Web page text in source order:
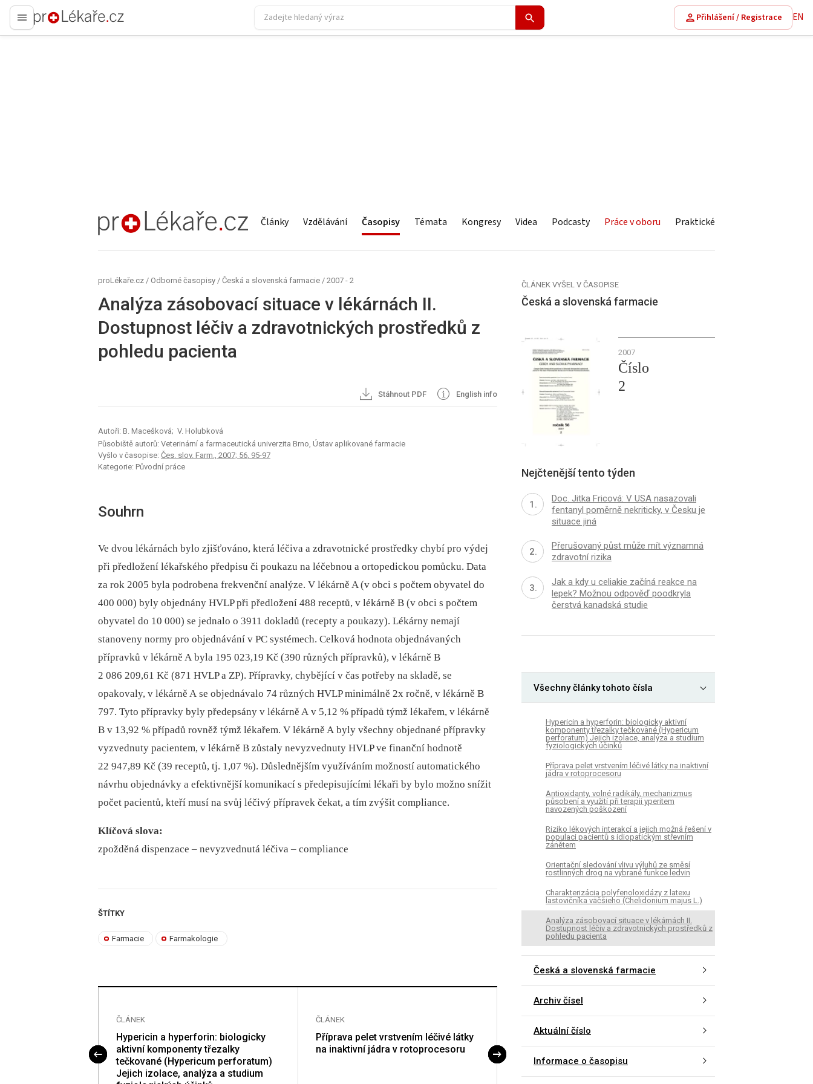
proLékaře.cz
Přihlášení / Registrace EN
proLékaře.cz Články Vzdělávání Časopisy Témata Kongresy Videa Podcasty Práce v oboru Praktické
proLékaře.cz / Odborné časopisy / Česká a slovenská farmacie / 2007 - 2
Analýza zásobovací situace v lékárnách II.
Dostupnost léčiv a zdravotnických prostředků z
pohledu pacienta
Stáhnout PDF English info
Autoři: B. Macešková; V. Holubková
Působiště autorů: Veterinární a farmaceutická univerzita Brno, Ústav aplikované farmacie
Vyšlo v časopise: Čes. slov. Farm., 2007; 56, 95-97
Kategorie: Původní práce
Souhrn
Ve dvou lékárnách bylo zjišťováno, která léčiva a zdravotnické prostředky chybí pro výdej
při předložení lékařského předpisu či poukazu na léčebnou a ortopedickou pomůcku. Data
za rok 2005 byla podrobena frekvenční analýze. V lékárně A (v obci s počtem obyvatel do
400 000) byly objednány HVLP při předložení 488 receptů, v lékárně B (v obci s počtem
obyvatel do 10 000) se jednalo o 3911 dokladů (recepty a poukazy). Lékárny nemají
stanoveny normy pro objednávání v PC systémech. Celková hodnota objednávaných
přípravků v lékárně A byla 195 023,19 Kč (390 různých přípravků), v lékárně B
2 086 209,61 Kč (871 HVLP a ZP). Přípravky, chybějící v čas potřeby na skladě, se
opakovaly, v lékárně A se objednávalo 74 různých HVLP minimálně 2x ročně, v lékárně B
797. Tyto přípravky byly předepsány v lékárně A v 5,12 % případů týmž lékařem, v lékárně
B v 13,92 % případů rovněž týmž lékařem. V lékárně A byly všechny objednané přípravky
vyzvednuty pacientem, v lékárně B zůstaly nevyzvednuty HVLP ve finanční hodnotě
22 947,89 Kč (39 receptů, tj. 1,07 %). Důslednějším využíváním možností automatického
návrhu objednávky a efektivnější komunikací s předepisujícími lékaři by bylo možno snížit
počet pacientů, kteří musí na svůj léčivý přípravek čekat, a tím zvýšit compliance.
Klíčová slova:
zpožděná dispenzace –⁠ nevyzvednutá léčiva –⁠ compliance
ŠTÍTKY
Farmacie Farmakologie
ČLÁNEK
Hypericin a hyperforin: biologicky
aktivní komponenty třezalky
tečkované (Hypericum perforatum)
Jejich izolace, analýza a studium
ČLÁNEK
Příprava pelet vrstvením léčivé látky
na inaktivní jádra v rotoprocesoru
Antioxidanty, volné radikály,
mechanizmus působení a využití při
terapii yperitem navozených
poškození
ČLÁNEK VYŠEL V ČASOPISE
Česká a slovenská farmacie
2007
Číslo
2
Nejčtenější tento týden
Doc. Jitka Fricová: V USA nasazovali
fentanyl poměrně nekriticky, v Česku je
situace jiná
Přerušovaný půst může mít významná
zdravotní rizika
Jak a kdy u celiakie začíná reakce na
lepek? Možnou odpověď poodkryla
čerstvá kanadská studie
Všechny články tohoto čísla
Hypericin a hyperforin: biologicky aktivní
komponenty třezalky tečkované (Hypericum
perforatum) Jejich izolace, analýza a studium
fyziologických účinků
Příprava pelet vrstvením léčivé látky na inaktivní
jádra v rotoprocesoru
Antioxidanty, volné radikály, mechanizmus
působení a využití při terapii yperitem
navozených poškození
Riziko lékových interakcí a jejich možná řešení v
populaci pacientů s idiopatickým střevním
zánětem
Orientační sledování vlivu výluhů ze směsí
rostlinných drog na vybrané funkce ledvin
Charakterizácia polyfenoloxidázy z latexu
lastovičníka väčšieho (Chelidonium majus L.)
Analýza zásobovací situace v lékárnách II.
Dostupnost léčiv a zdravotnických prostředků z
pohledu pacienta
Česká a slovenská farmacie
Archiv čísel
Aktuální číslo
Informace o časopisu